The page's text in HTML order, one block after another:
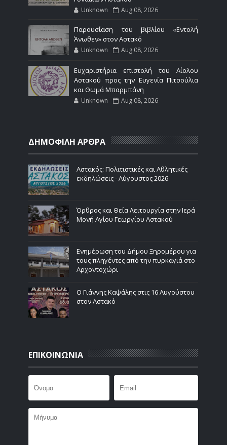
Unknown Aug 08, 2026
Παρουσίαση του βιβλίου «Εντολή
Άνωθεν» στον Αστακό
Unknown Aug 08, 2026
Ευχαριστήρια επιστολή του Αίολου
Αστακού προς την Ευγενία Πιτσούλια
και Θωμά Μπαρμπάνη
Unknown Aug 08, 2026
ΔΗΜΟΦΙΛΗ ΑΡΘΡΑ
Αστακός: Πολιτιστικές και Αθλητικές
εκδηλώσεις - Αύγουστος 2026
Όρθρος και Θεία Λειτουργία στην Ιερά
Μονή Αγίου Γεωργίου Αστακού
Ενημέρωση του Δήμου Ξηρομέρου για
τους πληγέντες από την πυρκαγιά στο
Αρχοντοχώρι
Ο Γιάννης Καψάλης στις 16 Αυγούστου
στον Αστακό
ΕΠΙΚΟΙΝΩΝΙΑ